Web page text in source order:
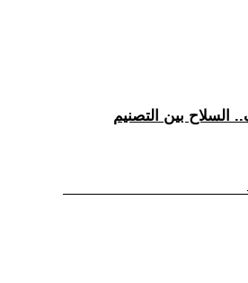
السلاح بين التصنيم